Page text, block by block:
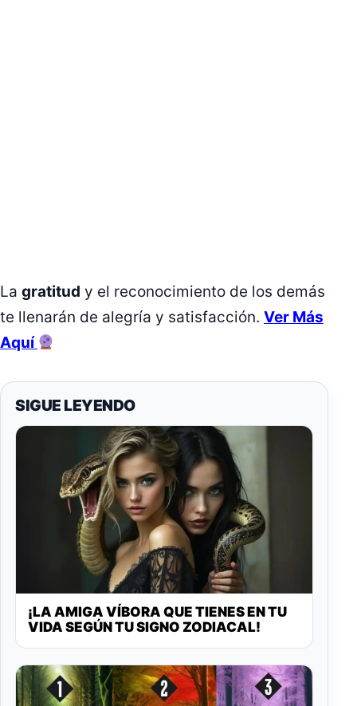
La gratitud y el reconocimiento de los demás
te llenarán de alegría y satisfacción. Ver Más
Aquí
SIGUE LEYENDO
¡LA AMIGA VÍBORA QUE TIENES EN TU
VIDA SEGÚN TU SIGNO ZODIACAL!